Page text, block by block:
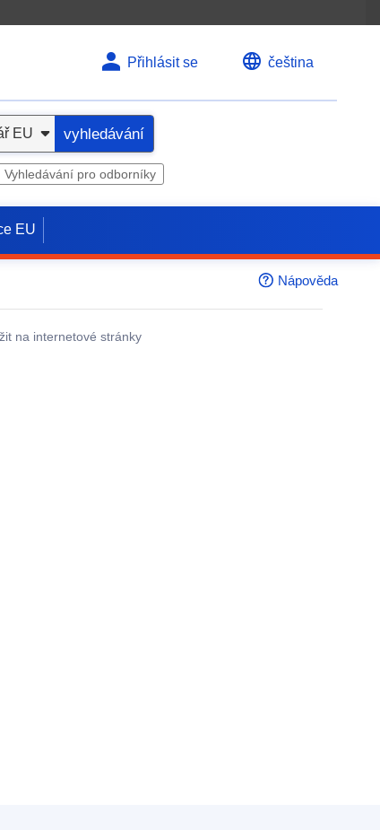
Přihlásit se čeština
vyhledávání
Vyhledávání pro odborníky
EU
Nápověda
na internetové stránky